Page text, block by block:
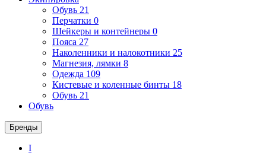
Обувь 21
Перчатки 0
Шейкеры и контейнеры 0
Пояса 27
Наколенники и налокотники 25
Магнезия, лямки 8
Одежда 109
Кистевые и коленные бинты 18
Обувь 21
Обувь
Бренды
I